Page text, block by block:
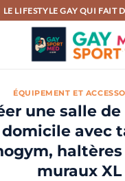
LE LIFESTYLE GAY QUI FAIT
ÉQUIPEMENT ET
une salle
domicile avec
muraux XL